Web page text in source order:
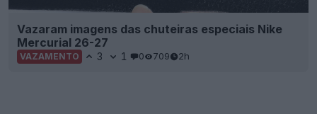
Vazaram imagens das chuteiras especiais Nike
Mercurial 26-27
VAZAMENTO 3 1 0 709 2h